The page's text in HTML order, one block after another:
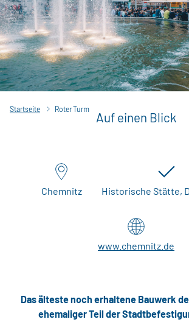
Startseite Roter Turm
Auf einen Blick
Chemnitz Historische Stätte,
www.chemnitz.de
Das älteste noch erhaltene Bauwerk
ehemaliger Teil der